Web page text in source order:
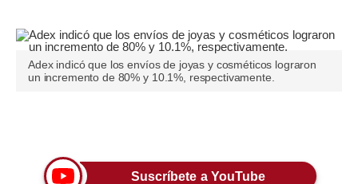
Opinión
Editorial
Tendencias
Adex indicó que los envíos de joyas y cosméticos lograron
un incremento de 80% y 10.1%, respectivamente.
Suscríbete a YouTube